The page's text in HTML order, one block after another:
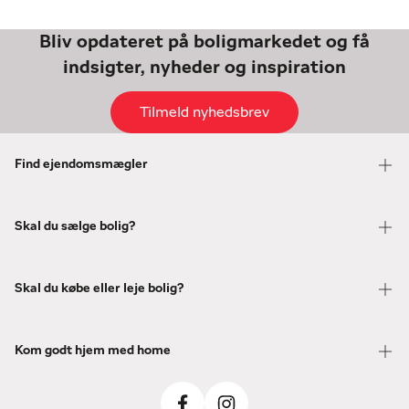
Bliv opdateret på boligmarkedet og få
indsigter, nyheder og inspiration
Tilmeld nyhedsbrev
Find ejendomsmægler
Skal du sælge bolig?
Skal du købe eller leje bolig?
Kom godt hjem med home